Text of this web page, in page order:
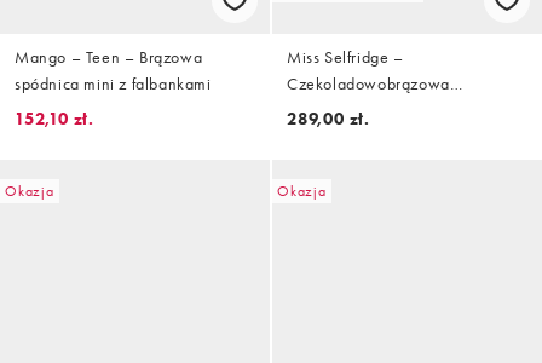
Mango – Teen – Brązowa
spódnica mini z falbankami
152,10 zł.
Miss Selfridge –
Czekoladowobrązowa
koronkowa spódnica plażowa
289,00 zł.
Okazja Okazja